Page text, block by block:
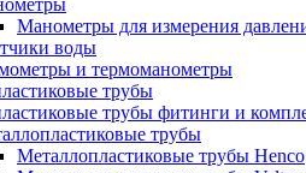
Манометры для измерения
воды
и термоманометры
трубы
трубы фитинги и
трубы
Металлопластиковые трубы Henco